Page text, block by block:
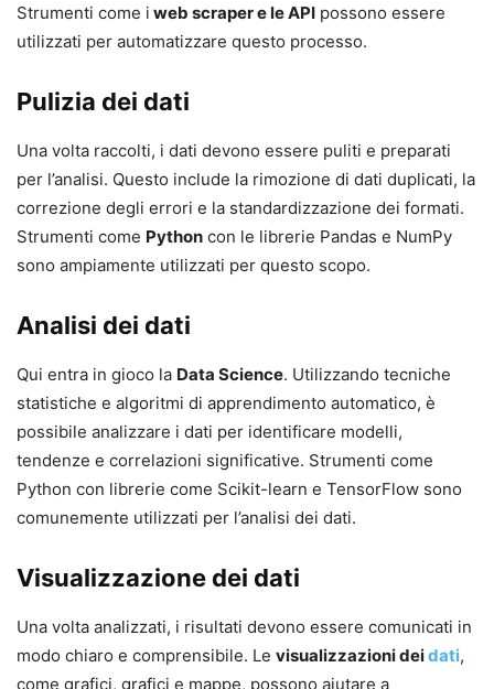
Strumenti come i web scraper e le API possono essere
utilizzati per automatizzare questo processo.
Pulizia dei dati
Una volta raccolti, i dati devono essere puliti e preparati
per l’analisi. Questo include la rimozione di dati duplicati, la
correzione degli errori e la standardizzazione dei formati.
Strumenti come Python con le librerie Pandas e NumPy
sono ampiamente utilizzati per questo scopo.
Analisi dei dati
Qui entra in gioco la Data Science. Utilizzando tecniche
statistiche e algoritmi di apprendimento automatico, è
possibile analizzare i dati per identificare modelli,
tendenze e correlazioni significative. Strumenti come
Python con librerie come Scikit-learn e TensorFlow sono
comunemente utilizzati per l’analisi dei dati.
Visualizzazione dei dati
Una volta analizzati, i risultati devono essere comunicati in
modo chiaro e comprensibile. Le visualizzazioni deidati,
come grafici, grafici e mappe, possono aiutare a